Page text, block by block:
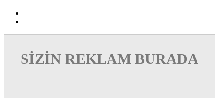
SİZİN REKLAM BURADA